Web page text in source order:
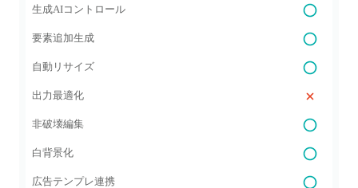
生成AIコントロール
要素追加生成
自動リサイズ
出力最適化
非破壊編集
白背景化
広告テンプレ連携